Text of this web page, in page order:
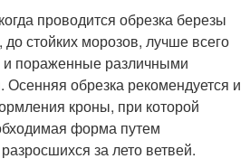
проводится обрезка березы
стойких морозов, лучше всего
и пораженные различными
Осенняя обрезка рекомендуется и
кроны, при которой
форма путем
за лето ветвей.